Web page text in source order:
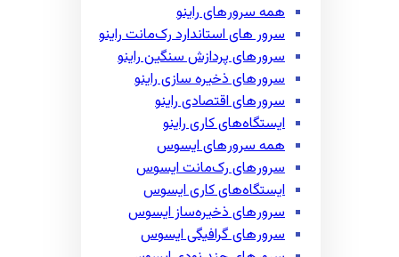
همه سرور‌های راینو
سرور ‌های استاندارد رک‌مانت راینو
سرور‌های پردازش سنگین راینو
سرور‌های ذخیره سازی راینو
سرور‌های اقتصادی راینو
ایستگاه‌های کاری راینو
همه سرور‌های ایسوس
سرور‌های رک‌مانت ایسوس
ایستگاه‌های کاری ایسوس
سرور‌های ذخیره‌ساز ایسوس
سرور‌های گرافیگی ایسوس